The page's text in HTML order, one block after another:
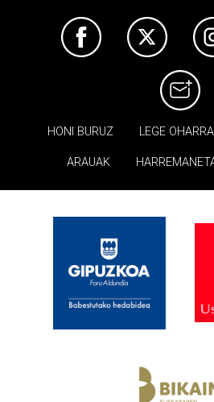
HONI BURUZ LEGE OHARRA
ARAUAK